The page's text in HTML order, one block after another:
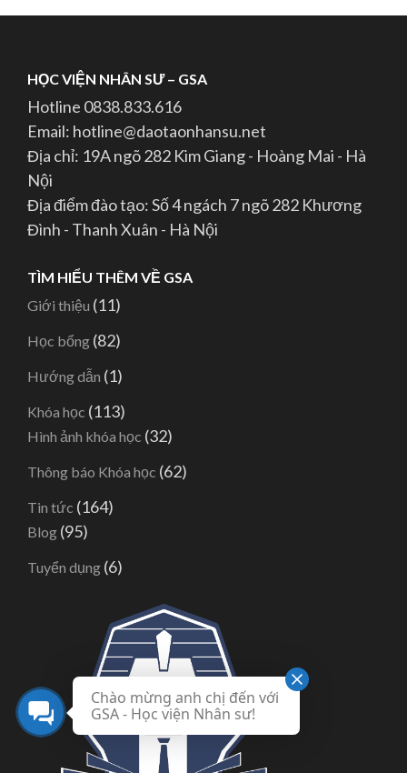
HỌC VIỆN NHÂN SƯ – GSA
Hotline 0838.833.616
Email: hotline@daotaonhansu.net
Địa chỉ: 19A ngõ 282 Kim Giang - Hoàng Mai - Hà
Nội
Địa điểm đào tạo: Số 4 ngách 7 ngõ 282 Khương
Đình - Thanh Xuân - Hà Nội
TÌM HIỂU THÊM VỀ GSA
Giới thiệu (11)
Học bổng (82)
Hướng dẫn (1)
Khóa học (113)
Hình ảnh khóa học (32)
Thông báo Khóa học (62)
Tin tức (164)
Blog (95)
Tuyển dụng (6)
Chào mừng anh chị đến với
GSA - Học viện Nhân sư!